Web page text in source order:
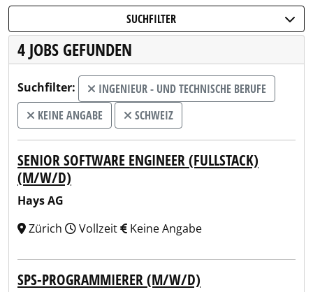
SUCHFILTER
4 JOBS GEFUNDEN
Suchfilter:
INGENIEUR - UND TECHNISCHE BERUFE
KEINE ANGABE
SCHWEIZ
SENIOR SOFTWARE ENGINEER (FULLSTACK)
(M/W/D)
Hays AG
Zürich
Vollzeit Keine Angabe
SPS-PROGRAMMIERER (M/W/D)